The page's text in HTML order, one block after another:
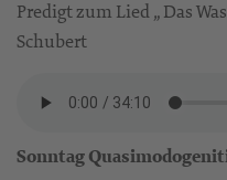
Predigt zum Lied „ Das
Schubert
Sonntag